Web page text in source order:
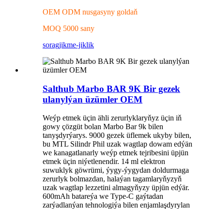
OEM ODM nusgasyny goldaň
MOQ 5000 sany
soragjikme-jiklik
Salthub Marbo BAR 9K Bir gezek
ulanylýan üzümler OEM
Weýp etmek üçin ähli zerurlyklaryňyz üçin iň
gowy çözgüt bolan Marbo Bar 9k bilen
tanyşdyrýarys. 9000 gezek üflemek ukyby bilen,
bu MTL Silindr Phil uzak wagtlap dowam edýän
we kanagatlanarly weýp etmek tejribesini üpjün
etmek üçin niýetlenendir. 14 ml elektron
suwuklyk göwrümi, ýygy-ýygydan doldurmaga
zerurlyk bolmazdan, halaýan tagamlaryňyzyň
uzak wagtlap lezzetini almagyňyzy üpjün edýär.
600mAh batareýa we Type-C gaýtadan
zarýadlanýan tehnologiýa bilen enjamlaşdyrylan